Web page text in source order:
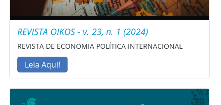
REVISTA OIKOS - v. 23, n. 1 (2024)
REVISTA DE ECONOMIA POLÍTICA INTERNACIONAL
Leia Aqui!